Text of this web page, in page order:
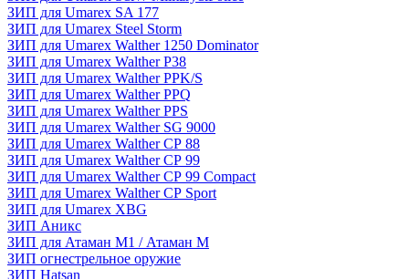
ЗИП для Umarex SA 177
ЗИП для Umarex Steel Storm
ЗИП для Umarex Walther 1250 Dominator
ЗИП для Umarex Walther P38
ЗИП для Umarex Walther PPK/S
ЗИП для Umarex Walther PPQ
ЗИП для Umarex Walther PPS
ЗИП для Umarex Walther SG 9000
ЗИП для Umarex Walther СР 88
ЗИП для Umarex Walther СР 99
ЗИП для Umarex Walther СР 99 Compact
ЗИП для Umarex Walther СР Sport
ЗИП для Umarex XBG
ЗИП Аникс
ЗИП для Атаман М1 / Атаман М
ЗИП огнестрельное оружие
ЗИП Hatsan